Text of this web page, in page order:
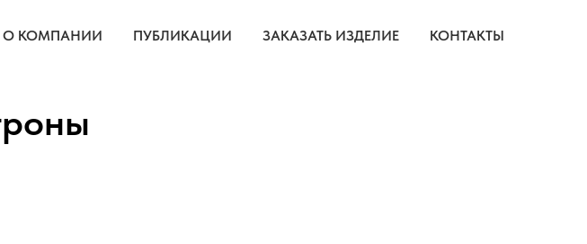
О КОМПАНИИ ПУБЛИКАЦИИ ЗАКАЗАТЬ ИЗДЕЛИЕ КОНТАКТЫ